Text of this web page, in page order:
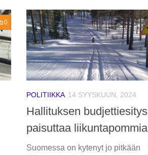
0
POLITIIKKA 14 SYYSKUUN, 2024
Hallituksen budjettiesitys
paisuttaa liikuntapommia
Suomessa on kytenyt jo pitkään